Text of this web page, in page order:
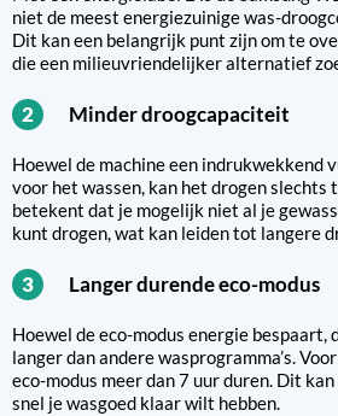
niet de meest energiezuinige was-
Dit kan een belangrijk punt zijn om te
die een milieuvriendelijker alternatief
2 Minder droogcapaciteit
Hoewel de machine een indrukwekkend
voor het wassen, kan het drogen slechts
betekent dat je mogelijk niet al je
kunt drogen, wat kan leiden tot langere
3 Langer durende eco-modus
Hoewel de eco-modus energie
langer dan andere wasprogramma’s.
eco-modus meer dan 7 uur duren. Dit
snel je wasgoed klaar wilt hebben.